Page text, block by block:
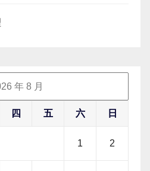
年 8 月
四 五 六 日
1 2